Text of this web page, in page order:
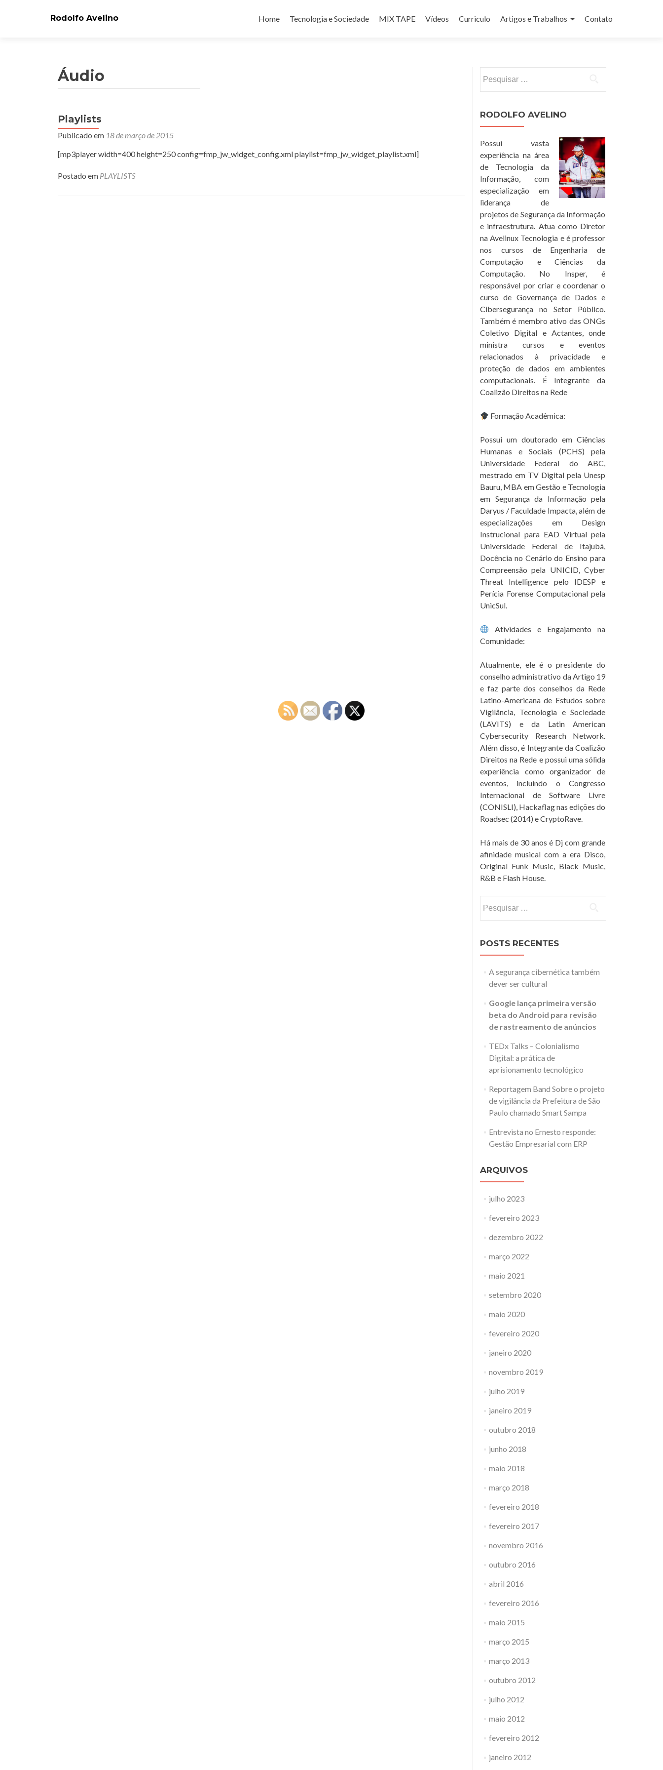
Rodolfo Avelino
para
Home Tecnologia e Sociedade MIX TAPE Vídeos Curriculo Artigos e Trabalhos Contato
Áudio
Playlists
Publicado em 18 de março de 2015
[mp3player width=400 height=250 config=fmp_jw_widget_config.xml playlist=fmp_jw_widget_playlist.xml]
Postado em PLAYLISTS
por:
RODOLFO AVELINO
Possui vasta
experiência na área
de Tecnologia da
Informação, com
especialização em
liderança de
projetos de Segurança da Informação
e infraestrutura. Atua como Diretor
na Avelinux Tecnologia e é professor
nos cursos de Engenharia de
Computação e Ciências da
Computação. No Insper, é
responsável por criar e coordenar o
curso de Governança de Dados e
Cibersegurança no Setor Público.
Também é membro ativo das ONGs
Coletivo Digital e Actantes, onde
ministra cursos e eventos
relacionados à privacidade e
proteção de dados em ambientes
computacionais. É Integrante da
Coalizão Direitos na Rede
Formação Acadêmica:
Possui um doutorado em Ciências
Humanas e Sociais (PCHS) pela
Universidade Federal do ABC,
mestrado em TV Digital pela Unesp
Bauru, MBA em Gestão e Tecnologia
em Segurança da Informação pela
Daryus / Faculdade Impacta, além de
especializações em Design
Instrucional para EAD Virtual pela
Universidade Federal de Itajubá,
Docência no Cenário do Ensino para
Compreensão pela UNICID, Cyber
Threat Intelligence pelo IDESP e
Perícia Forense Computacional pela
UnicSul.
Atividades e Engajamento na
Comunidade:
Atualmente, ele é o presidente do
conselho administrativo da Artigo 19
e faz parte dos conselhos da Rede
Latino-Americana de Estudos sobre
Vigilância, Tecnologia e Sociedade
(LAVITS) e da Latin American
Cybersecurity Research Network.
Além disso, é Integrante da Coalizão
Direitos na Rede e possui uma sólida
experiência como organizador de
eventos, incluindo o Congresso
Internacional de Software Livre
(CONISLI), Hackaflag nas edições do
Roadsec (2014) e CryptoRave.
Há mais de 30 anos é Dj com grande
afinidade musical com a era Disco,
Original Funk Music, Black Music,
R&B e Flash House.
por:
POSTS RECENTES
A segurança cibernética também
dever ser cultural
Google lança primeira versão
beta do Android para revisão
de rastreamento de anúncios
TEDx Talks – Colonialismo
Digital: a prática de
aprisionamento tecnológico
Reportagem Band Sobre o projeto
de vigilância da Prefeitura de São
Paulo chamado Smart Sampa
Entrevista no Ernesto responde:
Gestão Empresarial com ERP
ARQUIVOS
julho 2023
fevereiro 2023
dezembro 2022
março 2022
maio 2021
setembro 2020
maio 2020
fevereiro 2020
janeiro 2020
novembro 2019
julho 2019
janeiro 2019
outubro 2018
junho 2018
maio 2018
março 2018
fevereiro 2018
fevereiro 2017
novembro 2016
outubro 2016
abril 2016
fevereiro 2016
maio 2015
março 2015
março 2013
outubro 2012
julho 2012
maio 2012
fevereiro 2012
janeiro 2012